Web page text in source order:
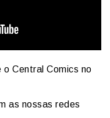
Central Comics no
as nossas redes